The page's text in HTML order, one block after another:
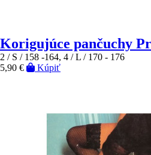
Korigujúce pančuchy
2 / S / 158 -164, 4 / L / 170 - 176
5,90 €
Kúpiť